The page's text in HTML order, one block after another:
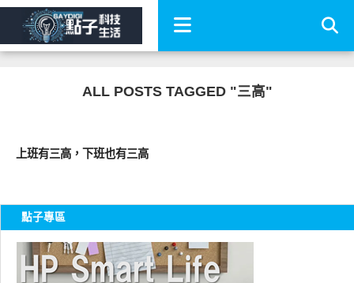
ALL POSTS TAGGED "三高"
上班有三高，下班也有三高
點子專區